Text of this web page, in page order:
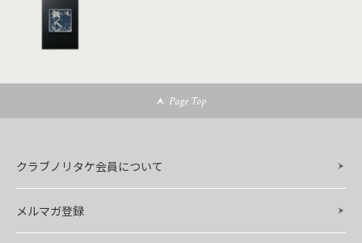
Page Top
クラブノリタケ会員について
メルマガ登録